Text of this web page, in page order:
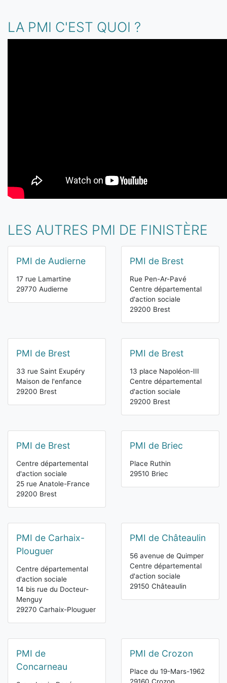
LA PMI C'EST QUOI ?
LES AUTRES PMI DE FINISTÈRE
PMI de Audierne
17 rue Lamartine
29770 Audierne
PMI de Brest
Rue Pen-Ar-Pavé
Centre départemental
d'action sociale
29200 Brest
PMI de Brest
33 rue Saint Exupéry
Maison de l'enfance
29200 Brest
PMI de Brest
13 place Napoléon-III
Centre départemental
d'action sociale
29200 Brest
PMI de Brest
Centre départemental
d'action sociale
25 rue Anatole-France
29200 Brest
PMI de Briec
Place Ruthin
29510 Briec
PMI de Carhaix-
Plouguer
Centre départemental
d'action sociale
14 bis rue du Docteur-
Menguy
29270 Carhaix-Plouguer
PMI de Châteaulin
56 avenue de Quimper
Centre départemental
d'action sociale
29150 Châteaulin
PMI de
Concarneau
PMI de Crozon
Place du 19-Mars-1962